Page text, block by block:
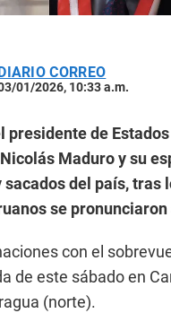
CORREO
01/2026, 10:33 a.m.
presidente de
Maduro y su
sacados del país, tras
se
con el
de este sábado en
(norte).